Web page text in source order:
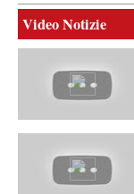
Video Notizie